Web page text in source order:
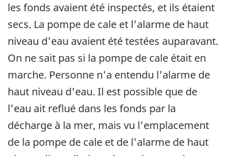
les fonds avaient été inspectés, et ils étaient
secs. La pompe de cale et l'alarme de haut
niveau d'eau avaient été testées auparavant.
On ne sait pas si la pompe de cale était en
marche. Personne n'a entendu l'alarme de
haut niveau d'eau. Il est possible que de
l'eau ait reflué dans les fonds par la
décharge à la mer, mais vu l'emplacement
de la pompe de cale et de l'alarme de haut